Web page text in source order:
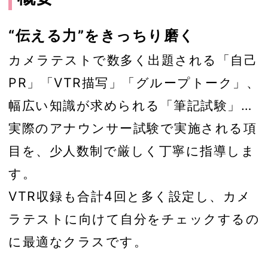
“伝える力”をきっちり磨く
カメラテストで数多く出題される「自己
PR」「VTR描写」「グループトーク」、
幅広い知識が求められる「筆記試験」…
実際のアナウンサー試験で実施される項
目を、少人数制で厳しく丁寧に指導しま
す。
VTR収録も合計4回と多く設定し、カメ
ラテストに向けて自分をチェックするの
に最適なクラスです。